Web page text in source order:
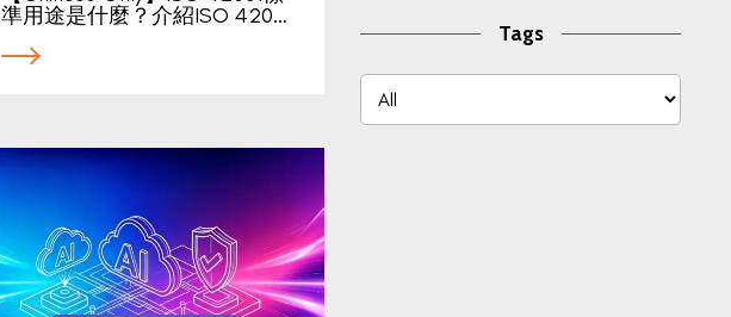
準用途是什麼？介紹ISO 420…
Tags